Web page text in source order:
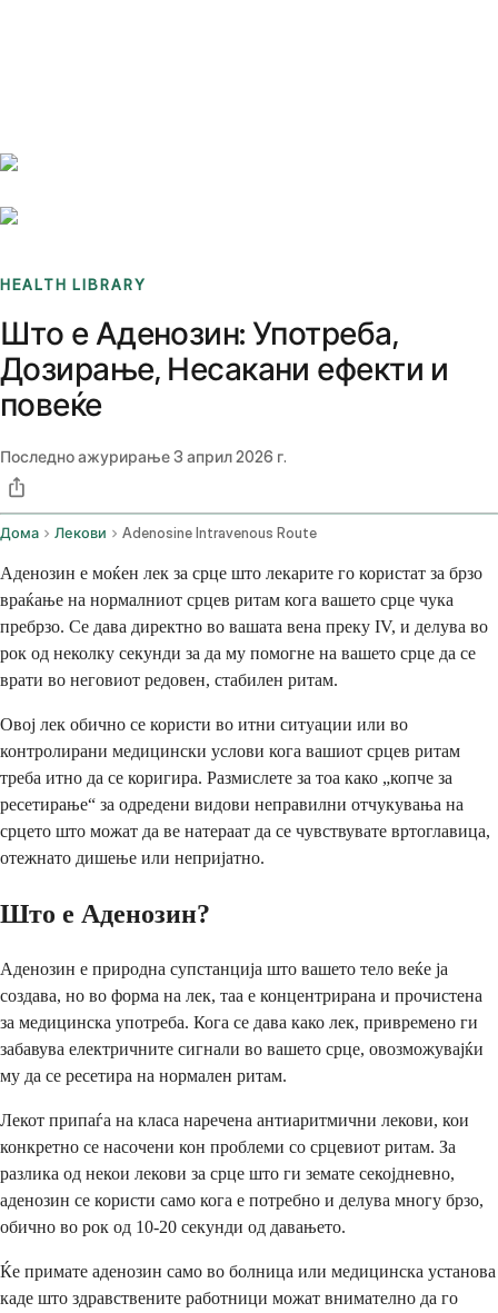
HEALTH LIBRARY
Што е Аденозин: Употреба,
Дозирање, Несакани ефекти и
повеќе
Последно ажурирање3 април 2026 г.
Дома Лекови Adenosine Intravenous Route
Аденозин е моќен лек за срце што лекарите го користат за брзо
враќање на нормалниот срцев ритам кога вашето срце чука
пребрзо. Се дава директно во вашата вена преку IV, и делува во
рок од неколку секунди за да му помогне на вашето срце да се
врати во неговиот редовен, стабилен ритам.
Овој лек обично се користи во итни ситуации или во
контролирани медицински услови кога вашиот срцев ритам
треба итно да се коригира. Размислете за тоа како „копче за
ресетирање“ за одредени видови неправилни отчукувања на
срцето што можат да ве натераат да се чувствувате вртоглавица,
отежнато дишење или непријатно.
Што е Аденозин?
Аденозин е природна супстанција што вашето тело веќе ја
создава, но во форма на лек, таа е концентрирана и прочистена
за медицинска употреба. Кога се дава како лек, привремено ги
забавува електричните сигнали во вашето срце, овозможувајќи
му да се ресетира на нормален ритам.
Лекот припаѓа на класа наречена антиаритмични лекови, кои
конкретно се насочени кон проблеми со срцевиот ритам. За
разлика од некои лекови за срце што ги земате секојдневно,
аденозин се користи само кога е потребно и делува многу брзо,
обично во рок од 10-20 секунди од давањето.
Ќе примате аденозин само во болница или медицинска установа
каде што здравствените работници можат внимателно да го